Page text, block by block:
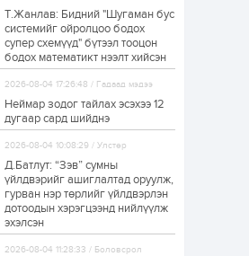
ЗГ: Автобензин,
дизель түлшний
онцгой албан
татварыг тэглэлээ
1 өдөр 2
З.Мэндсайхан:
Хүнсний нөөцийг
бэлтгэх агуулах,
зоорь бэлтгэх ААН-
үүдэд хөнгөлөлттэй
зээл олгоно
1 өдөр 1 0
Европ дахь
соёлын наадам
боллоо
Т.Жанлав: Бидний "Шугаман бус
системийг ойролцоо бодох
супер схемүүд" бүтээл тооцон
бодох математикт нээлт хийсэн
2026-08-04 17:26:48 / Гадаад мэдээ
Неймар зодог тайлах эсэхээ 12
дугаар сард шийднэ
2026-08-04 10:08:29 / Улстөр
Д.Батлут: “Зэв” сумны
үйлдвэрийг ашиглалтад оруулж,
гурван нэр төрлийг үйлдвэрлэн
дотоодын хэрэгцээнд нийлүүлж
эхэлсэн
2026-08-04 11:28:33 / Боловсрол